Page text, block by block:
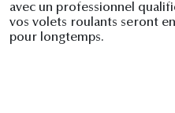
avec un professionnel
vos volets roulants seront
pour longtemps.